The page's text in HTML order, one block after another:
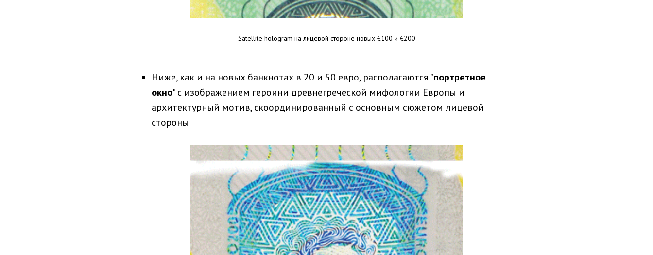
Satellite hologram на лицевой стороне новых €100 и €200
Ниже, как и на новых банкнотах в 20 и 50 евро, располагаются "портретное
окно" с изображением героини древнегреческой мифологии Европы и
архитектурный мотив, скоординированный с основным сюжетом лицевой
стороны